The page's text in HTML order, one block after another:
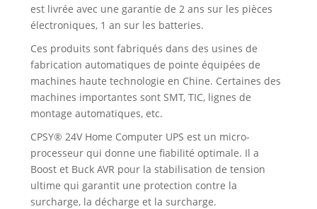
est livrée avec une garantie de 2 ans sur les pièces
électroniques, 1 an sur les batteries.
Ces produits sont fabriqués dans des usines de
fabrication automatiques de pointe équipées de
machines haute technologie en Chine. Certaines des
machines importantes sont SMT, TIC, lignes de
montage automatiques, etc.
CPSY® 24V Home Computer UPS est un micro-
processeur qui donne une fiabilité optimale. Il a
Boost et Buck AVR pour la stabilisation de tension
ultime qui garantit une protection contre la
surcharge, la décharge et la surcharge.